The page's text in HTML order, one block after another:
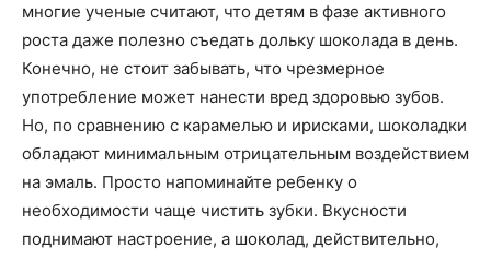
многие ученые считают, что детям в фазе активного
роста даже полезно съедать дольку шоколада в день.
Конечно, не стоит забывать, что чрезмерное
употребление может нанести вред здоровью зубов.
Но, по сравнению с карамелью и ирисками, шоколадки
обладают минимальным отрицательным воздействием
на эмаль. Просто напоминайте ребенку о
необходимости чаще чистить зубки. Вкусности
поднимают настроение, а шоколад, действительно,